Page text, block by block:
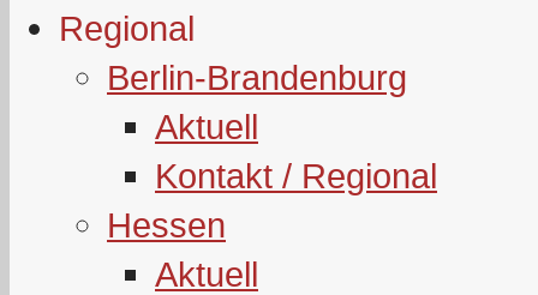
Regional
Berlin-Brandenburg
Aktuell
Kontakt / Regional
Hessen
Aktuell